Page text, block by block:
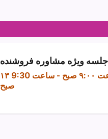
جلسه ویژه مشاوره فروشنده
صبح -
ساعت 9:30
صبح